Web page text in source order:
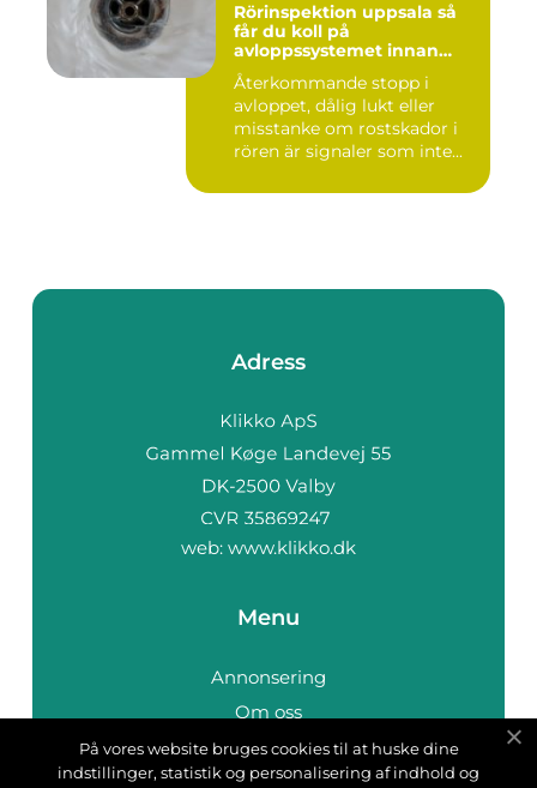
Rörinspektion uppsala så
får du koll på
avloppssystemet innan
problemen växer
Återkommande stopp i
avloppet, dålig lukt eller
misstanke om rostskador i
rören är signaler som inte...
Adress
web: www.klikko.dk
Menu
Annonsering
Om oss
Cookies
Kontakta oss
På vores website bruges cookies til at huske dine
indstillinger, statistik og personalisering af indhold og